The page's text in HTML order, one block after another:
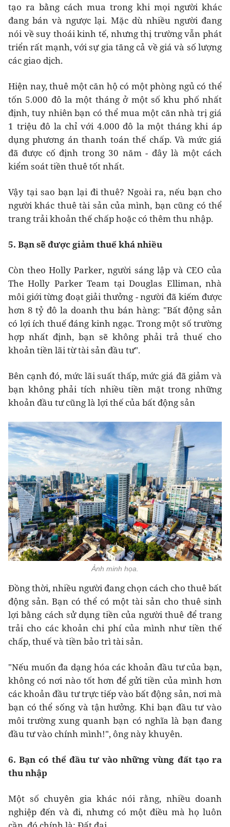
tạo ra bằng cách mua trong khi mọi người khác
đang bán và ngược lại. Mặc dù nhiều người đang
nói về suy thoái kinh tế, nhưng thị trường vẫn phát
triển rất mạnh, với sự gia tăng cả về giá và số lượng
các giao dịch.
Hiện nay, thuê một căn hộ có một phòng ngủ có thể
tốn 5.000 đô la một tháng ở một số khu phố nhất
định, tuy nhiên bạn có thể mua một căn nhà trị giá
1 triệu đô la chỉ với 4.000 đô la một tháng khi áp
dụng phương án thanh toán thế chấp. Và mức giá
đã được cố định trong 30 năm - đây là một cách
kiểm soát tiền thuê tốt nhất.
Vậy tại sao bạn lại đi thuê? Ngoài ra, nếu bạn cho
người khác thuê tài sản của mình, bạn cũng có thể
trang trải khoản thế chấp hoặc có thêm thu nhập.
5. Bạn sẽ được giảm thuế khá nhiều
Còn theo Holly Parker, người sáng lập và CEO của
The Holly Parker Team tại Douglas Elliman, nhà
môi giới từng đoạt giải thưởng - người đã kiếm được
hơn 8 tỷ đô la doanh thu bán hàng: "Bất động sản
có lợi ích thuế đáng kinh ngạc. Trong một số trường
hợp nhất định, bạn sẽ không phải trả thuế cho
khoản tiền lãi từ tài sản đầu tư".
Bên cạnh đó, mức lãi suất thấp, mức giá đã giảm và
bạn không phải tích nhiều tiền mặt trong những
khoản đầu tư cũng là lợi thế của bất động sản
Ảnh minh họa.
Đồng thời, nhiều người đang chọn cách cho thuê bất
động sản. Bạn có thể có một tài sản cho thuê sinh
lợi bằng cách sử dụng tiền của người thuê để trang
trải cho các khoản chi phí của mình như tiền thế
chấp, thuế và tiền bảo trì tài sản.
"Nếu muốn đa dạng hóa các khoản đầu tư của bạn,
không có nơi nào tốt hơn để gửi tiền của mình hơn
các khoản đầu tư trực tiếp vào bất động sản, nơi mà
bạn có thể sống và tận hưởng. Khi bạn đầu tư vào
môi trường xung quanh bạn có nghĩa là bạn đang
đầu tư vào chính mình!", ông này khuyên.
6. Bạn có thể đầu tư vào những vùng đất tạo ra
thu nhập
Một số chuyên gia khác nói rằng, nhiều doanh
nghiệp đến và đi, nhưng có một điều mà họ luôn